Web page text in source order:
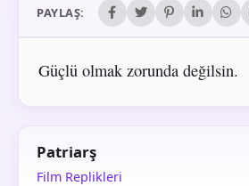
PAYLAŞ:
Güçlü olmak zorunda değilsin.
Patriarş
Film Replikleri